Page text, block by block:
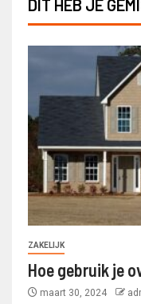
DIT HEB JE
ZAKELIJK
Hoe gebruik je
maart 30, 2024